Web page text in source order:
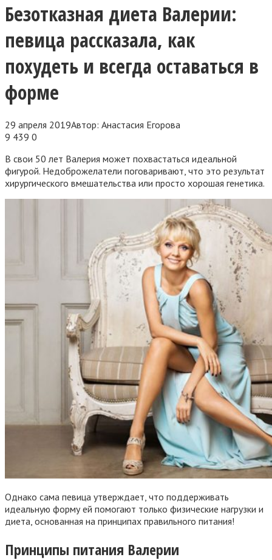
Безотказная диета Валерии:
певица рассказала, как
похудеть и всегда оставаться в
форме
29 апреля 2019Автор: Анастасия Егорова
9 439 0
В свои 50 лет Валерия может похвастаться идеальной
фигурой. Недоброжелатели поговаривают, что это результат
хирургического вмешательства или просто хорошая генетика.
Однако сама певица утверждает, что поддерживать
идеальную форму ей помогают только физические нагрузки и
диета, основанная на принципах правильного питания!
Принципы питания Валерии